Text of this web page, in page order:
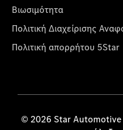
Βιωσιμότητα
Πολιτική Διαχείρισης
Πολιτική απορρήτου 5Star
© 2026 Star